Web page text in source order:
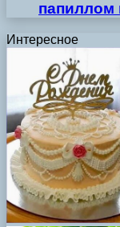
папиллом
Интересное